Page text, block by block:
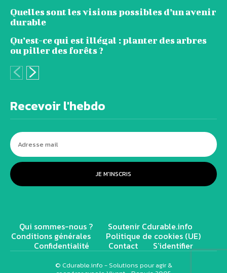
Quelles sont les visions possibles d’un avenir
durable
Qu’est-ce qui est illégal : planter des arbres
ou piller des forêts ?
Recevoir l'hebdo
JE M'INSCRIS
Qui sommes-nous ? Soutenir Cdurable.info
Conditions générales Politique de cookies (UE)
Confidentialité Contact S’identifier
© Cdurable.info - Solutions pour agir &